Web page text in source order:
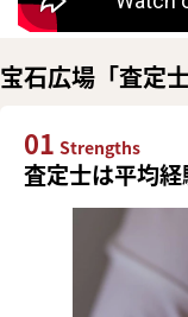
宝石広場「査定
01 Strengths
査定士は平均